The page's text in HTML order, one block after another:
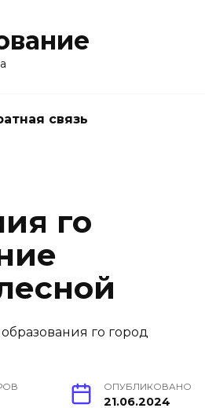
связь
го
ОПУБЛИКОВАНО
21.06.2024